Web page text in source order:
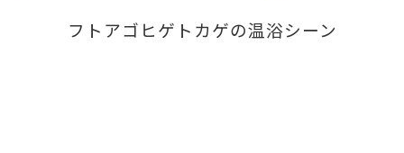
フトアゴヒゲトカゲの温浴シーン